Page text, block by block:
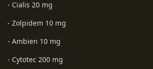
- Cialis 20 mg
- Zolpidem 10 mg
- Ambien 10 mg
- Cytotec 200 mg